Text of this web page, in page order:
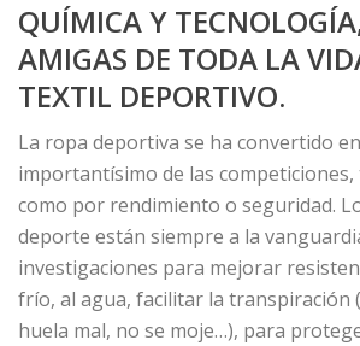
QUÍMICA Y
AMIGAS DE TODA LA
TEXTIL DEPORTIVO.
La ropa deportiva se ha convertido
importantísimo de las
como por rendimiento o seguridad.
deporte están siempre a la
investigaciones para mejorar
frío, al agua, facilitar la transpiración
huela mal, no se moje…), para